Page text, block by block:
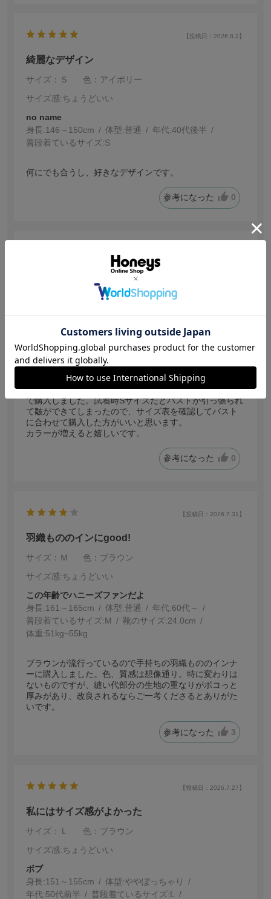
【投稿日：2026.8.2】
綺麗なデザイン
サイズ：Ｓ
色：アイボリー
サイズ感:ちょうどいい
no name
身長:146～150cm 体型:普通 年代:40代後半
普段着ているサイズ:S
何にでも合うし、好きなデザインです。
参考になった 0
色：グレージュ
サイズ感:ちょうどいい
身長:161～165cm 体型:細身
普段着ているサイズ:S
透け感も無く生地も肌着感が無いので見せて着るつもり
で購入しました。試着時Sサイズだとバストが引っ張られ
て皺ができてしまったので、サイズ表を確認してバスト
に合わせて購入した方がいいと思います。
カラーが増えると嬉しいです。
参考になった 0
【投稿日：2026.7.31】
羽織もののインにgood!
サイズ：Ｍ
色：ブラウン
サイズ感:ちょうどいい
この年齢でハニーズファンだよ
身長:161～165cm 体型:普通 年代:60代～
普段着ているサイズ:M 靴のサイズ:24.0cm
体重:51kg~55kg
ブラウンが流行っているので手持ちの羽織もののインナ
ーに購入しました。色、質感は想像通り。特に変わりは
ないものですが、縫い代部分の生地の重なりがボコっと
厚みがあり、改良されるならご一考くださるとありがた
いです。
参考になった 3
【投稿日：2026.7.27】
私にはサイズ感がよかった
サイズ：Ｌ
色：ブラウン
サイズ感:ちょうどいい
ボブ
身長:151～155cm 体型:ぽっちゃり
年代:50代前半 普段着ているサイズ:L